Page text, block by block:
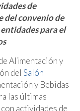
de
del convenio de
para el
Alimentación y
del Salón
y Bebidas
las últimas
actividades de